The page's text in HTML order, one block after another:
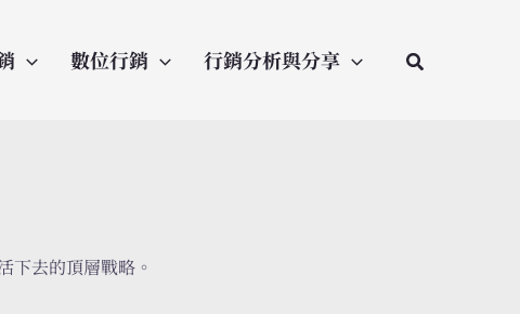
數位行銷 行銷分析與分享
下去的頂層戰略。